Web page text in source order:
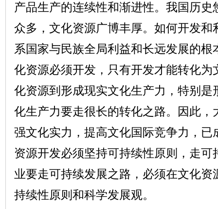
产品生产的连续性和渐进性。我国历史
众多，文化资源广博丰厚。如何开发和
系国家与民族全局利益和长远发展的根
化资源必须开发，只有开发才能转化为
化资源到形成现实文化生产力，特别是
化生产力要走很长的转化之路。因此，
强文化实力，提高文化国际竞争力，已
资源开发必须坚持可持续性原则，走可
业要走可持续发展之路，必须在文化资
持续性原则和科学发展观。